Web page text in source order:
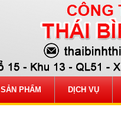
SẢN PHẨM DỊCH VỤ